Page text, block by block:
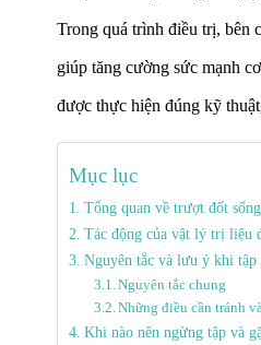
Trong quá trình điều trị, bên
giúp tăng cường sức mạnh
được thực hiện đúng kỹ
Mục lục
Tổng quan về trượt đốt
Tác động của vật lý trị liệu
Nguyên tắc và lưu ý khi
Nguyên tắc chung
Những điều cần tránh
Khi nào nên ngừng tập và